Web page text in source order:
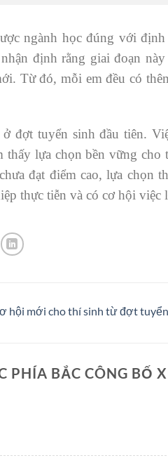
ngành học đúng với
định rằng giai đoạn
Từ đó, mỗi em đều có
đợt tuyển sinh đầu tiên.
lựa chọn bền vững cho
đạt điểm cao, lựa chọn
thực tiễn và có cơ hội việc
hội mới cho thí sinh từ đợt
BẮC CÔNG BỐ